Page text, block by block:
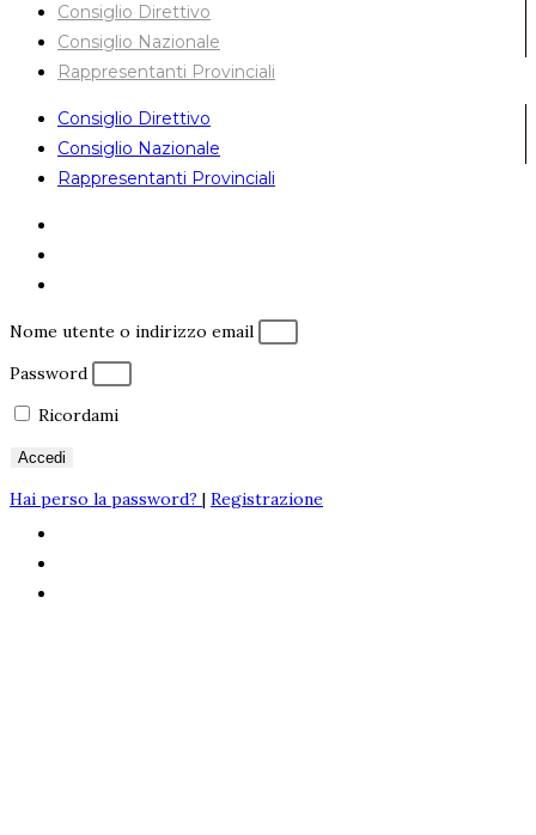
Consiglio Direttivo
Consiglio Nazionale
Rappresentanti Provinciali
Consiglio Direttivo
Consiglio Nazionale
Rappresentanti Provinciali
Nome utente o indirizzo email
Password
Ricordami
Accedi
Hai perso la password? | Registrazione